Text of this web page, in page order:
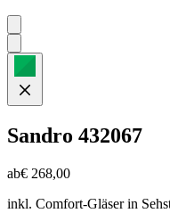
Sandro 432067
ab€ 268,00
inkl. Comfort-Gläser in